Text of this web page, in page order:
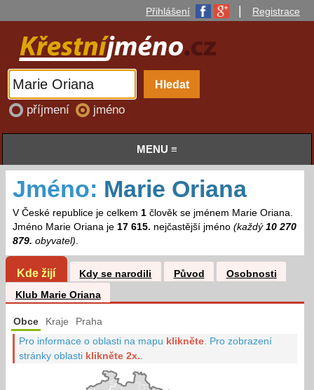
Přihlášení Registrace
příjmení jméno
MENU ≡
Jméno: Marie Oriana
V České republice je celkem 1člověk se jménem Marie Oriana.
Jméno Marie Oriana je 17 615. nejčastější jméno (každý 10 270
879. obyvatel).
Kde žijí Kdy se narodili Původ
Osobnosti
Klub Marie Oriana
Obce Kraje Praha
Pro informace o oblasti na mapu klikněte Pro zobrazení
stránky oblasti klikněte 2x.